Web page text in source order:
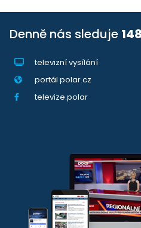
Denně nás sleduje
televizní vysílání
portál polar.cz
televize.polar